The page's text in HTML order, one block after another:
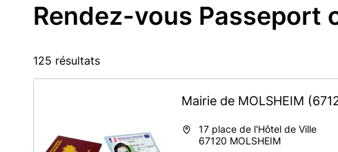
Rendez-vous Passeport
125 résultats
Mairie de MOLSHEIM
17 place de l'Hôtel de Ville
67120 MOLSHEIM